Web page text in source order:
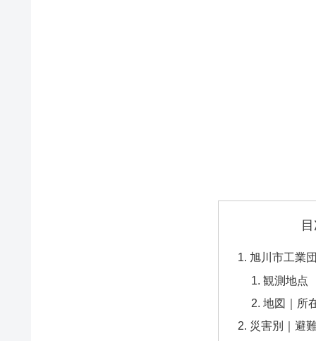
旭川市工業
観測地点
地図｜所
災害別｜避